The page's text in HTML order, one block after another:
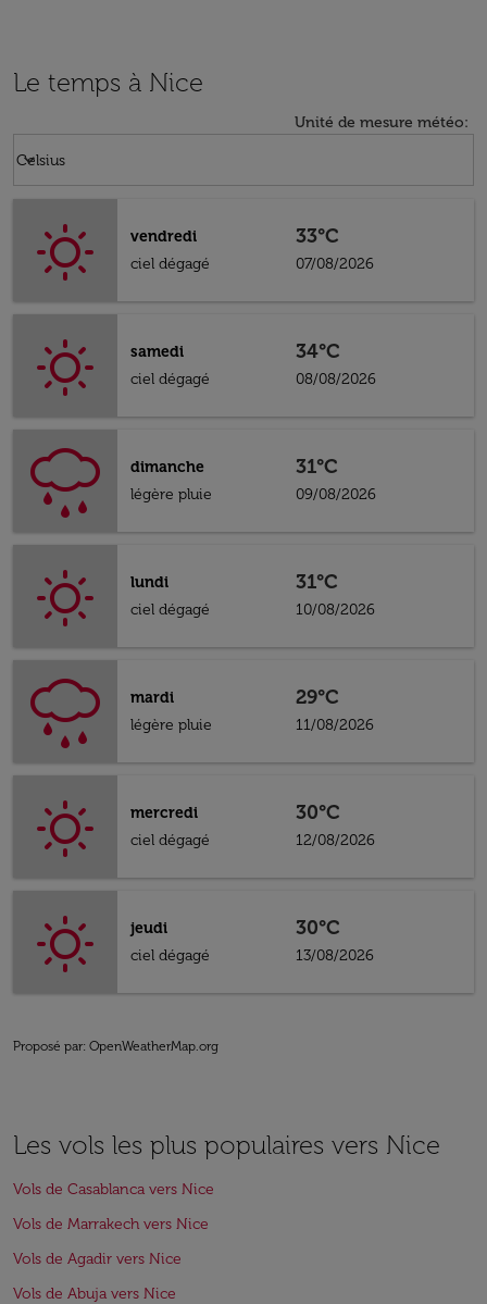
Le temps à Nice
Unité de mesure météo:
Celsius
keyboard_arrow_down
vendredi
ciel dégagé
33°C
07/08/2026
samedi
ciel dégagé
34°C
08/08/2026
dimanche
légère pluie
31°C
09/08/2026
lundi
ciel dégagé
31°C
10/08/2026
mardi
légère pluie
29°C
11/08/2026
mercredi
ciel dégagé
30°C
12/08/2026
jeudi
ciel dégagé
30°C
13/08/2026
Proposé par: OpenWeatherMap.org
Les vols les plus populaires vers Nice
Vols de Casablanca vers Nice
Vols de Marrakech vers Nice
Vols de Agadir vers Nice
Vols de Abuja vers Nice